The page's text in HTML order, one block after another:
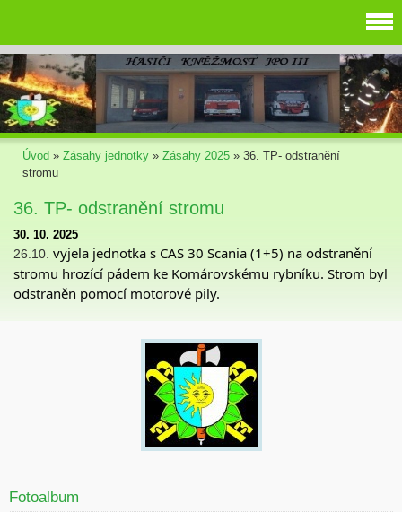
Úvod » Zásahy jednotky » Zásahy 2025 » 36. TP- odstranění
stromu
36. TP- odstranění stromu
30. 10. 2025
26.10. vyjela jednotka s CAS 30 Scania (1+5) na odstranění
stromu hrozící pádem ke Komárovskému rybníku. Strom byl
odstraněn pomocí motorové pily.
Fotoalbum